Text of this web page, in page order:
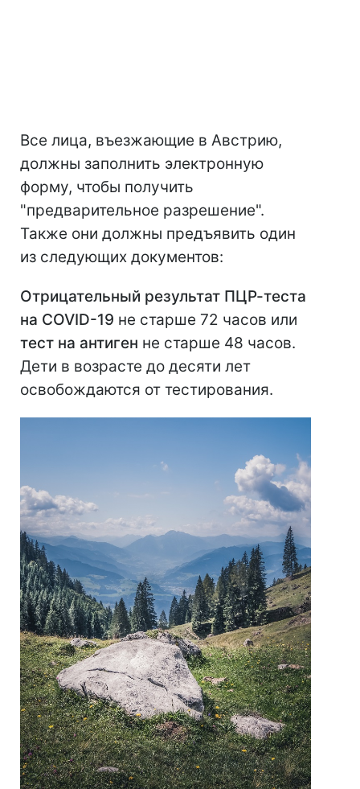
Все лица, въезжающие в Австрию,
должны заполнить электронную
форму, чтобы получить
"предварительное разрешение".
Также они должны предъявить один
из следующих документов:
Отрицательный результат ПЦР-теста
на COVID-19 не старше 72 часов или
тест на антиген не старше 48 часов.
Дети в возрасте до десяти лет
освобождаются от тестирования.